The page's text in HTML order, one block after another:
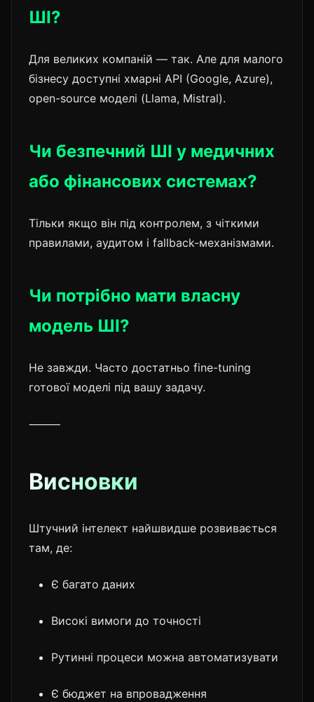
ШІ?
Для великих компаній — так. Але для малого
бізнесу доступні хмарні API (Google, Azure),
open-source моделі (Llama, Mistral).
Чи безпечний ШІ у медичних
або фінансових системах?
Тільки якщо він під контролем, з чіткими
правилами, аудитом і fallback-механізмами.
Чи потрібно мати власну
модель ШІ?
Не завжди. Часто достатньо fine-tuning
готової моделі під вашу задачу.
⸻
Висновки
Штучний інтелект найшвидше розвивається
там, де:
Є багато даних
Високі вимоги до точності
Рутинні процеси можна автоматизувати
Є бюджет на впровадження